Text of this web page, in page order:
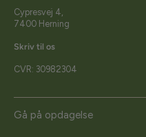
Cypresvej 4,
7400 Herning
Skriv til os
CVR: 30982304
Gå på opdagelse